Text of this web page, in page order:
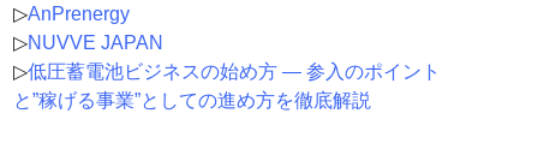
▷AnPrenergy
▷NUVVE JAPAN
▷低圧蓄電池ビジネスの始め方 ― 参入のポイント
と”稼げる事業”としての進め方を徹底解説